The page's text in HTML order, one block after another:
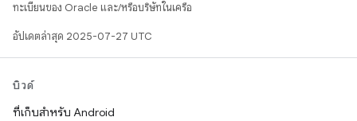
ทะเบียนของ Oracle และ/หรือบริษัทในเครือ
อัปเดตล่าสุด 2025-07-27 UTC
บิวด์
ที่เก็บสำหรับ Android